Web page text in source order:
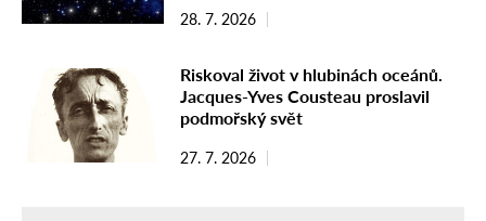
28. 7. 2026
Riskoval život v hlubinách oceánů.
Jacques-Yves Cousteau proslavil
podmořský svět
27. 7. 2026